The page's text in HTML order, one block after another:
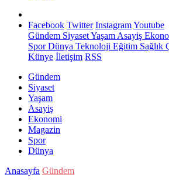
Facebook Twitter InstagramYoutube
Gündem SiyasetYaşam Asayiş
SporDünya Teknoloji Eğitim Sağlık
Künye İletişim RSS
Gündem
Siyaset
Yaşam
Asayiş
Ekonomi
Magazin
Spor
Dünya
Anasayfa Gündem